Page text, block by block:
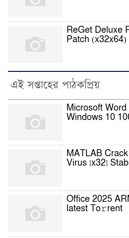
ReGet Deluxe
Patch
এই সপ্তাহের পাঠকপ্রিয়
Microsoft
Windows 10
MATLAB
Virus [x32]
Office 2025
latest To𝚛rent